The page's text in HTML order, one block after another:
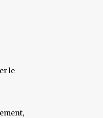
le